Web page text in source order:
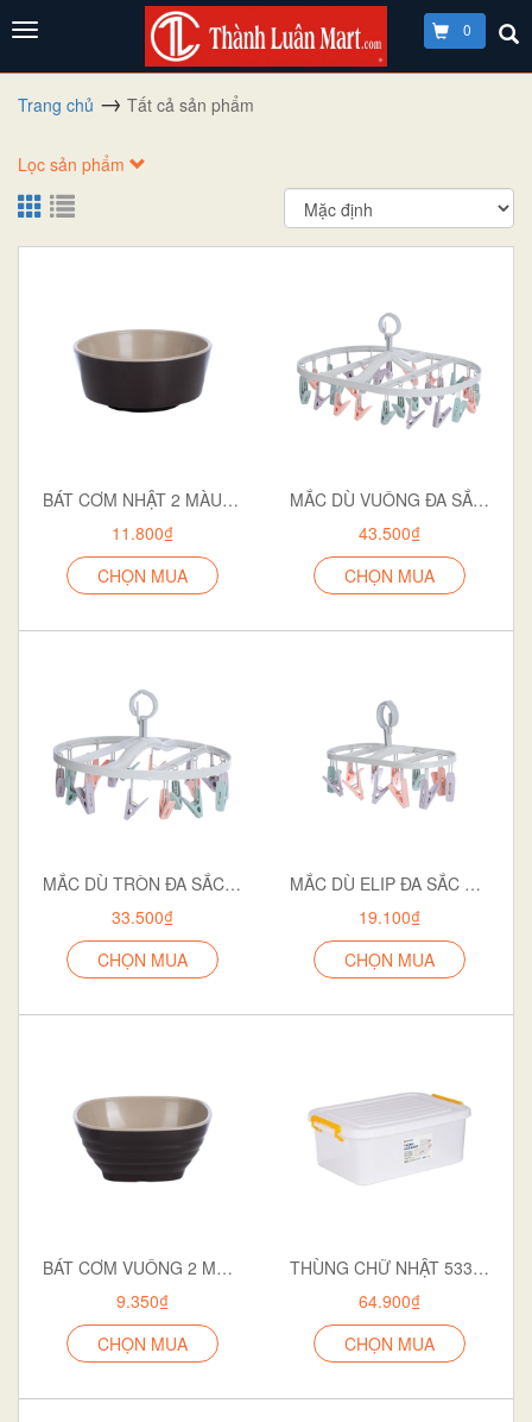
0
Trang chủ Tất cả sản phẩm
Lọc sản phẩm
BÁT CƠM NHẬT 2 MÀU 6864
11.800₫
CHỌN MUA
MẮC DÙ VUÔNG ĐA SẮC 24 KẸP 2799
43.500₫
CHỌN MUA
MẮC DÙ TRÒN ĐA SẮC 18 KẸP 2798
33.500₫
CHỌN MUA
MẮC DÙ ELIP ĐA SẮC 12 KẸP 2800
19.100₫
CHỌN MUA
BÁT CƠM VUÔNG 2 MÀU 6807
9.350₫
CHỌN MUA
THÙNG CHỮ NHẬT 5332 TRẮNG ĐỤC
64.900₫
CHỌN MUA